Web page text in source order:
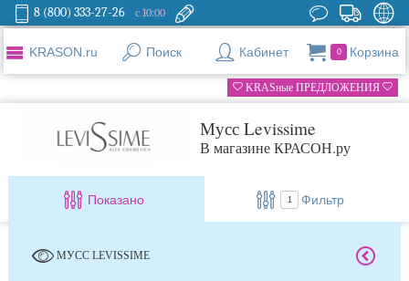
8 (800) 333-27-26 с 10:00
KRASON.ru Поиск Кабинет 0 Корзина
KRASные ПРЕДЛОЖЕНИЯ
Мусс Levissime
В магазине КРАСОН.ру
Показано 1 Фильтр
МУСС LEVISSIME